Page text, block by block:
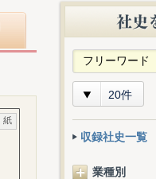
20件
収録社史一覧
業種別